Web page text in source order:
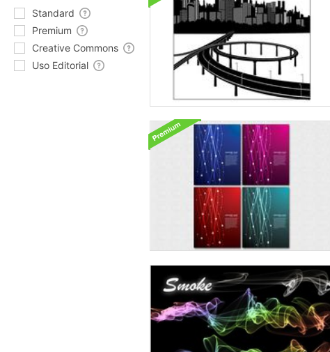
Standard
Premium
Creative Commons
Uso Editorial